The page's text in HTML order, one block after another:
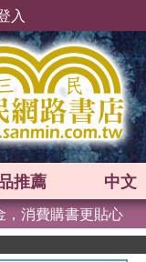
入
推薦 中文
，消費購書更貼心